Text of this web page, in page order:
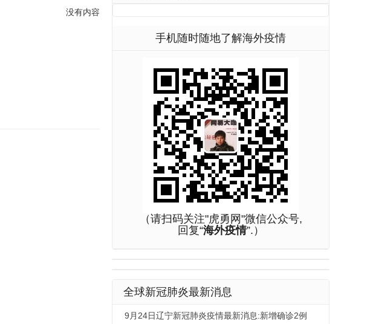
没有内容
手机随时随地了解海外疫情
（请扫码关注"虎勇网"微信公众号,
回复“海外疫情”.）
全球新冠肺炎最新消息
9月24日辽宁新冠肺炎疫情最新消息:新增确诊2例